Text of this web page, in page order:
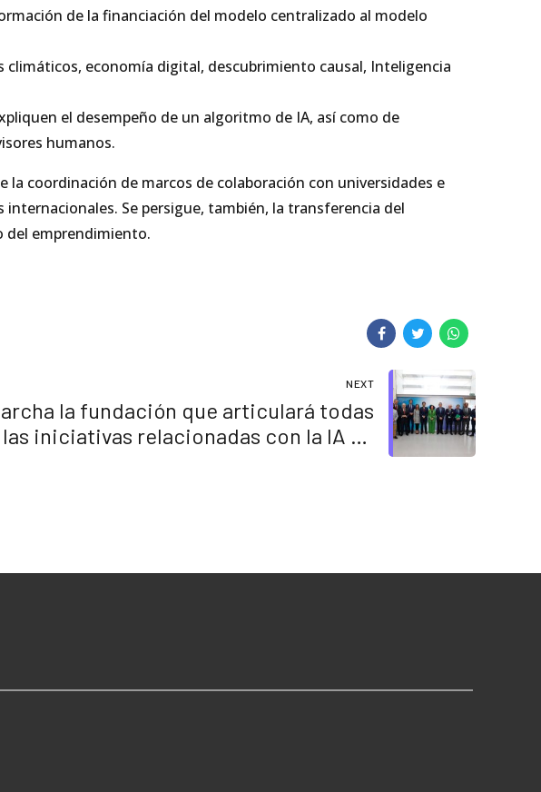
de la financiación del modelo centralizado al modelo
economía digital, descubrimiento causal, Inteligencia
el desempeño de un algoritmo de IA, así como de
humanos.
la coordinación de marcos de colaboración con universidades e
Se persigue, también, la transferencia del
del emprendimiento.
NEXT
la fundación que articulará todas
las iniciativas relacionadas con la IA en